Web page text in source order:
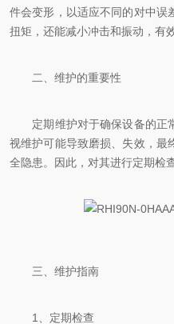
件会变形，以适应不同的对中误
扭矩，还能减小冲击和振动，有
二、维护的重要性
定期维护对于确保设备的正
视维护可能导致磨损、失效，最
全隐患。因此，对其进行定期检
三、维护指南
1、定期检查